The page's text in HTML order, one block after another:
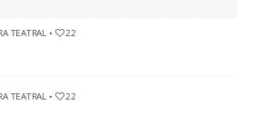
TEATRAL• 22
TEATRAL• 22